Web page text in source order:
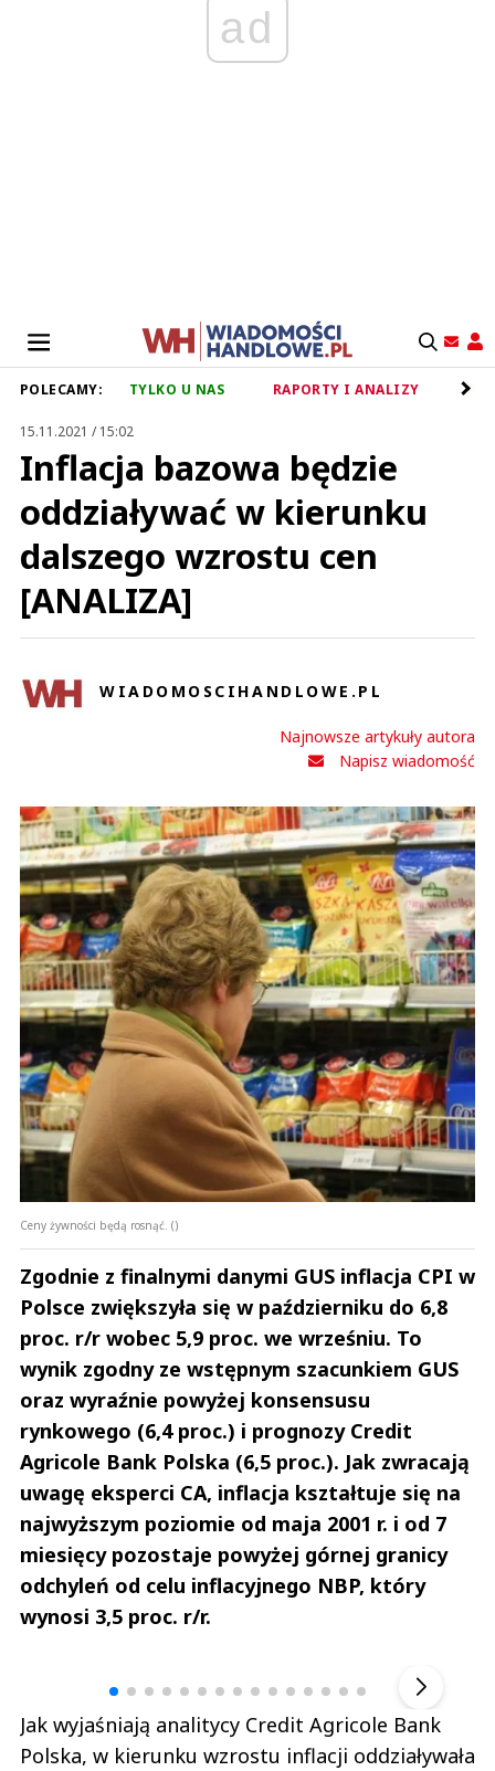
ad
POLECAMY: TYLKO U NAS RAPORTY I ANALIZY
15.11.2021 / 15:02
Inflacja bazowa będzie
oddziaływać w kierunku
dalszego wzrostu cen
[ANALIZA]
WIADOMOSCIHANDLOWE.PL
Najnowsze artykuły autora
Napisz wiadomość
Ceny żywności będą rosnąć. ()
Zgodnie z finalnymi danymi GUS inflacja CPI w
Polsce zwiększyła się w październiku do 6,8
proc. r/r wobec 5,9 proc. we wrześniu. To
wynik zgodny ze wstępnym szacunkiem GUS
oraz wyraźnie powyżej konsensusu
rynkowego (6,4 proc.) i prognozy Credit
Agricole Bank Polska (6,5 proc.). Jak zwracają
uwagę eksperci CA, inflacja kształtuje się na
najwyższym poziomie od maja 2001 r. i od 7
miesięcy pozostaje powyżej górnej granicy
odchyleń od celu inflacyjnego NBP, który
wynosi 3,5 proc. r/r.
Jak wyjaśniają analitycy Credit Agricole Bank
Polska, w kierunku wzrostu inflacji oddziaływała